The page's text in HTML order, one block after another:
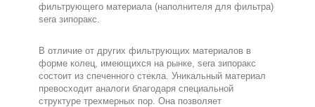
фильтрующего материала (наполнителя для фильтра)
sera зипоракс.
В отличие от других фильтрующих материалов в
форме колец, имеющихся на рынке, sera зипоракс
состоит из спеченного стекла. Уникальный материал
превосходит аналоги благодаря специальной
структуре трехмерных пор. Она позволяет